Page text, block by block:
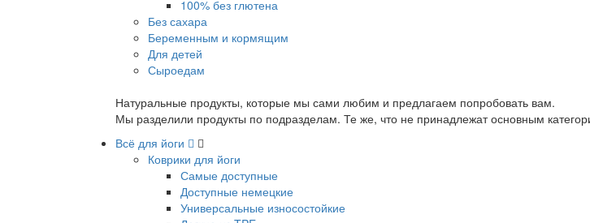
100% без глютена
Без сахара
Беременным и кормящим
Для детей
Сыроедам
Натуральные продукты, которые мы сами любим и предлагаем попробовать вам.
Мы разделили продукты по подразделам. Те же, что не принадлежат основным
Всё для йоги
Коврики для йоги
Самые доступные
Доступные немецкие
Универсальные износостойкие